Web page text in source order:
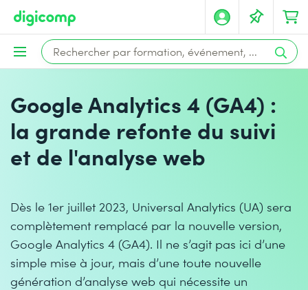
Google Analytics 4 (GA4) :
la grande refonte du suivi
et de l'analyse web
Dès le 1er juillet 2023, Universal Analytics (UA) sera
complètement remplacé par la nouvelle version,
Google Analytics 4 (GA4). Il ne s’agit pas ici d’une
simple mise à jour, mais d’une toute nouvelle
génération d’analyse web qui nécessite un